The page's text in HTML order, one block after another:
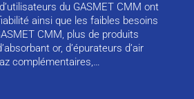
du GASMET CMM ont
ainsi que les faibles besoins
CMM, plus de produits
or, d’épurateurs d’air
complémentaires,…